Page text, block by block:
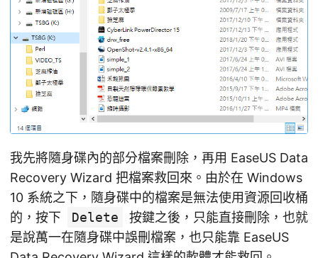
我先將隨身碟內的部分檔案刪除，再用 EaseUS Data
Recovery Wizard 把檔案救回來。由於在 Windows
10 系統之下，隨身碟中的檔案是無法使用資源回收桶
的，按下
Delete
按鍵之後，只能直接刪除，也就
是說萬一在隨身碟中誤刪檔案，也只能靠 EaseUS